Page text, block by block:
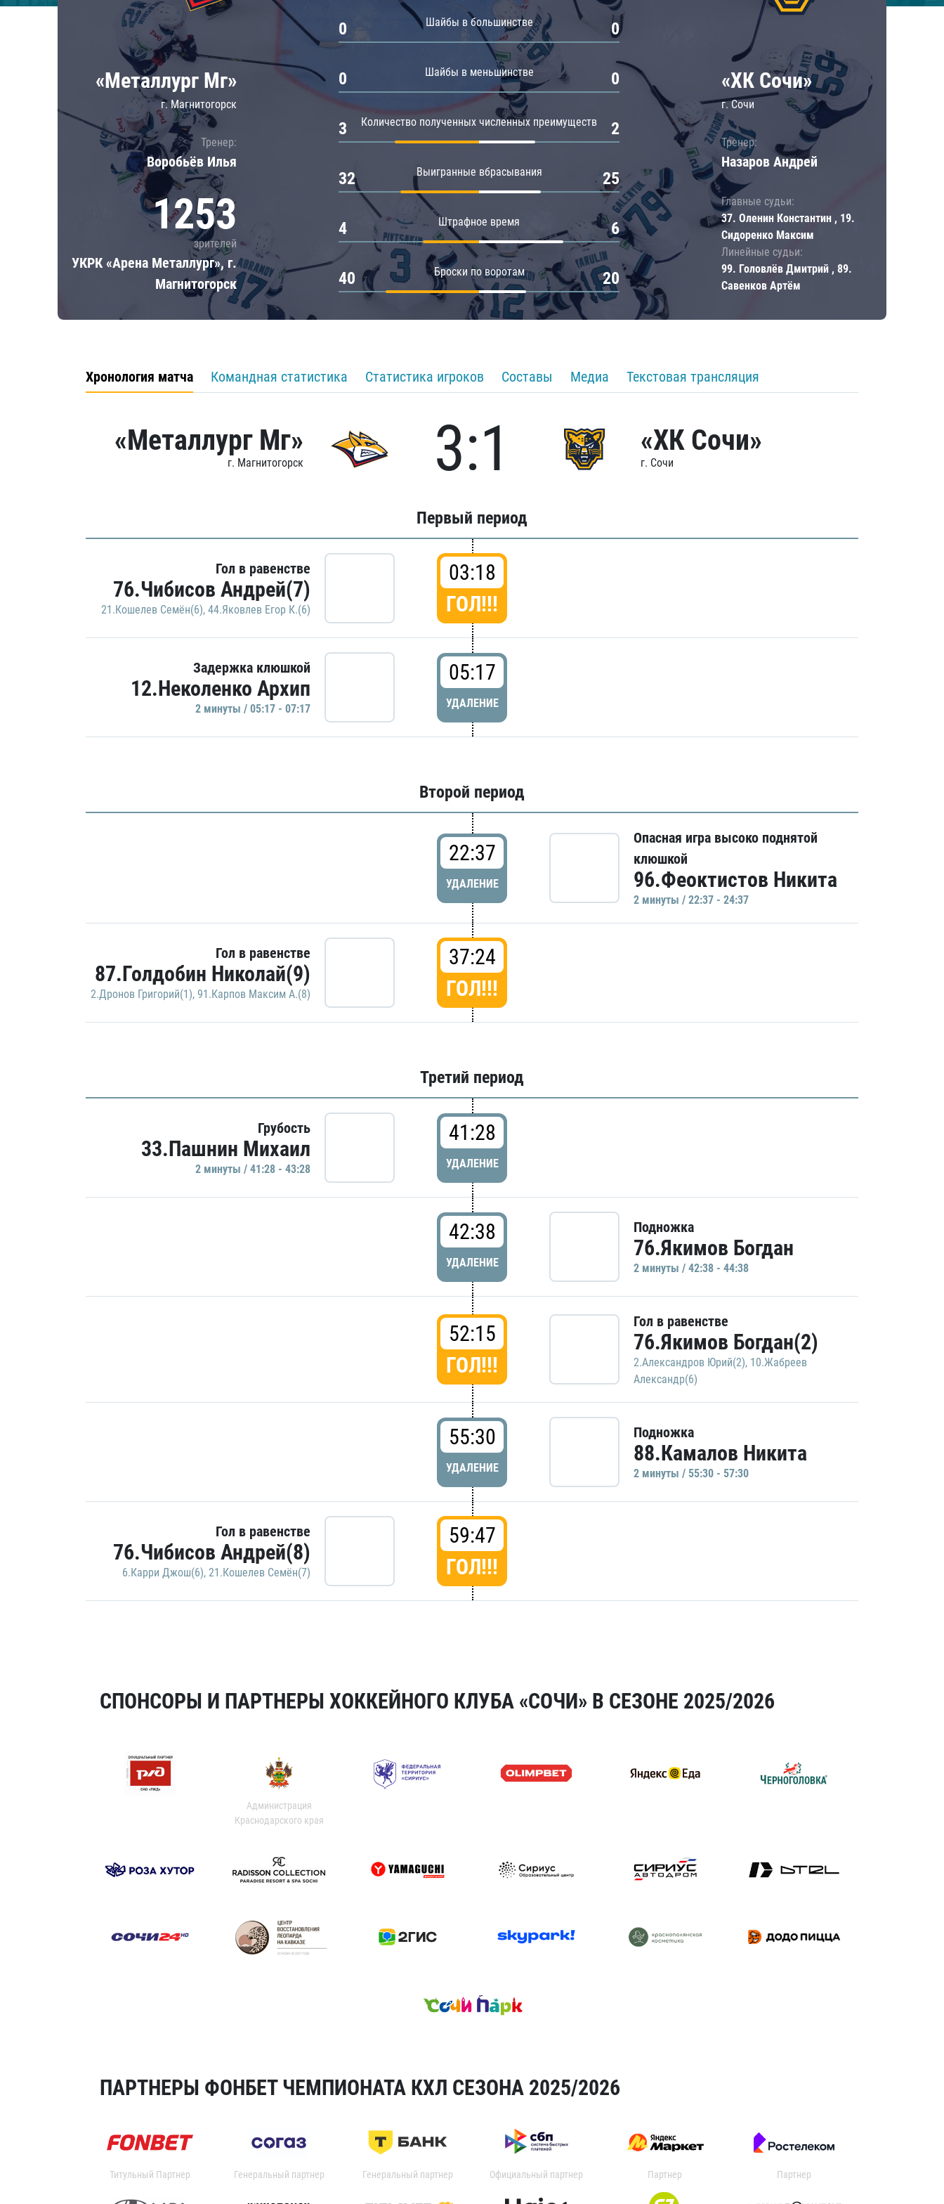
Локомотив
ЦСКА
Шанхайские Драконы
«Металлург Мг»
г. Магнитогорск
Тренер:
Воробьёв Илья
1253
зрителей
УКРК «Арена Металлург», г.
Магнитогорск
Шайбы в большинстве
0 0
Шайбы в меньшинстве
0 0
Количество полученных численных преимуществ
3 2
Выигранные вбрасывания
32 25
Штрафное время
4 6
Броски по воротам
40 20
«ХК Сочи»
г. Сочи
Тренер:
Назаров Андрей
Главные судьи:
37. Оленин Константин , 19.
Сидоренко Максим
Линейные судьи:
99. Головлёв Дмитрий , 89.
Савенков Артём
Хронология матча Командная статистика Статистика игроков Составы Медиа Текстовая трансляция
«Металлург Мг»
г. Магнитогорск 3:1 «ХК Сочи»
г. Сочи
Первый период
Гол в равенстве
76.Чибисов Андрей(7)
21.Кошелев Семён(6), 44.Яковлев Егор К.(6)
03:18
ГОЛ!!!
Задержка клюшкой
12.Неколенко Архип
2 минуты / 05:17 - 07:17
05:17
УДАЛЕНИЕ
Второй период
22:37
УДАЛЕНИЕ
Опасная игра высоко поднятой
клюшкой
96.Феоктистов Никита
2 минуты / 22:37 - 24:37
Гол в равенстве
87.Голдобин Николай(9)
2.Дронов Григорий(1), 91.Карпов Максим А.(8)
37:24
ГОЛ!!!
Третий период
Грубость
33.Пашнин Михаил
2 минуты / 41:28 - 43:28
41:28
УДАЛЕНИЕ
42:38
УДАЛЕНИЕ
Подножка
76.Якимов Богдан
2 минуты / 42:38 - 44:38
52:15
ГОЛ!!!
Гол в равенстве
76.Якимов Богдан(2)
2.Александров Юрий(2), 10.Жабреев
Александр(6)
55:30
УДАЛЕНИЕ
Подножка
88.Камалов Никита
2 минуты / 55:30 - 57:30
Гол в равенстве
76.Чибисов Андрей(8)
6.Карри Джош(6), 21.Кошелев Семён(7)
59:47
ГОЛ!!!
СПОНСОРЫ И ПАРТНЕРЫ ХОККЕЙНОГО КЛУБА «СОЧИ» В СЕЗОНЕ 2025/2026
Администрация
Краснодарского края
ПАРТНЕРЫ ФОНБЕТ ЧЕМПИОНАТА КХЛ СЕЗОНА 2025/2026
Титульный Партнер Генеральный партнер Генеральный партнер Официальный партнер Партнер Партнер